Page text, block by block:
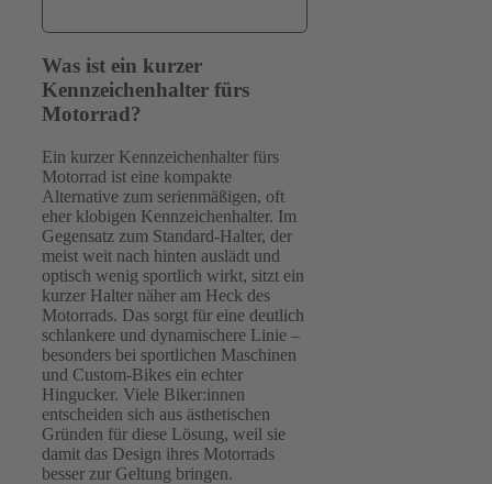
Was ist ein kurzer
Kennzeichenhalter fürs
Motorrad?
Ein kurzer Kennzeichenhalter fürs
Motorrad ist eine kompakte
Alternative zum serienmäßigen, oft
eher klobigen Kennzeichenhalter. Im
Gegensatz zum Standard-Halter, der
meist weit nach hinten auslädt und
optisch wenig sportlich wirkt, sitzt ein
kurzer Halter näher am Heck des
Motorrads. Das sorgt für eine deutlich
schlankere und dynamischere Linie –
besonders bei sportlichen Maschinen
und Custom-Bikes ein echter
Hingucker. Viele Biker:innen
entscheiden sich aus ästhetischen
Gründen für diese Lösung, weil sie
damit das Design ihres Motorrads
besser zur Geltung bringen.